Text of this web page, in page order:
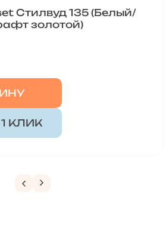
Стилвуд 135 (Белый/
золотой)
КЛИК